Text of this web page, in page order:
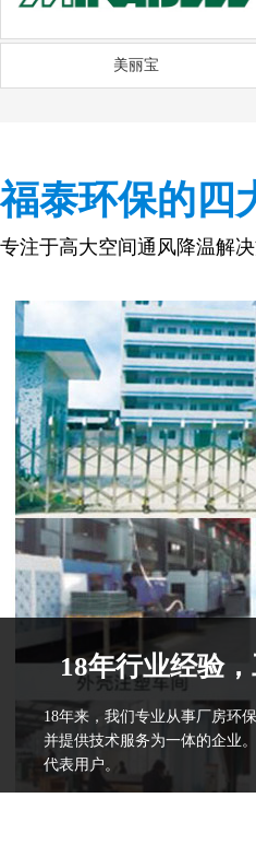
美丽宝
福泰环保的四
专注于高大空间通风降温解
18年行业经验
18年来，我们专业从事厂房环
并提供技术服务为一体的企业
代表用户。